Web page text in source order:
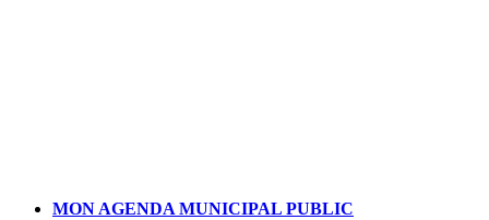
MON AGENDA MUNICIPAL PUBLIC